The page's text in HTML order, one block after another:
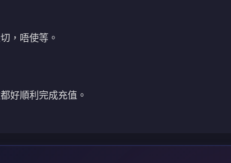
，唔使等。
好順利完成充值。